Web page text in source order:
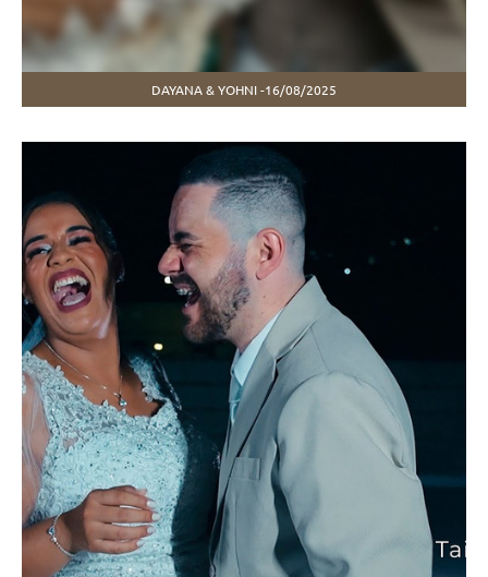
DAYANA & YOHNI -16/08/2025